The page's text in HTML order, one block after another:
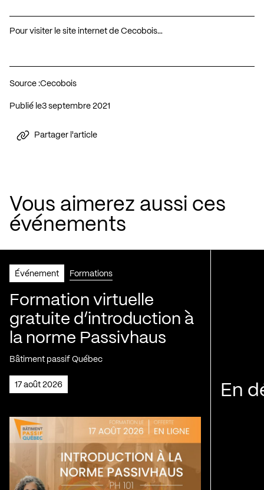
Pour visiter le site internet de Cecobois…
Source :Cecobois
Publié le 3 septembre 2021
Partager l'article
Vous aimerez aussi ces
événements
Événement Formations
Formation virtuelle
gratuite d’introduction à
la norme Passivhaus
Bâtiment passif Québec
17 août 2026 En